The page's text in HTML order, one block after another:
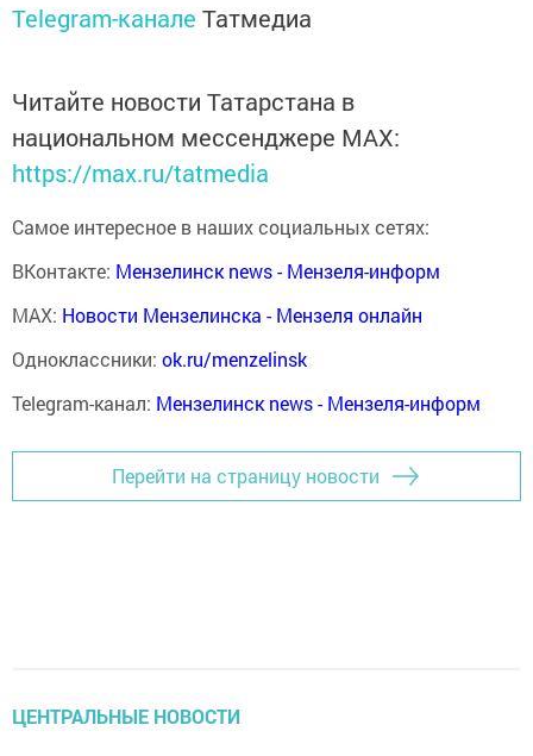
Telegram-канале Татмедиа
Читайте новости Татарстана в
национальном мессенджере MАХ:
https://max.ru/tatmedia
Самое интересное в наших социальных сетях:
ВКонтакте: Мензелинск news - Мензеля-информ
MAX: Новости Мензелинска - Мензеля онлайн
Одноклассники: ok.ru/menzelinsk
Telegram-канал: Мензелинск news - Мензеля-информ
Перейти на страницу новости
ЦЕНТРАЛЬНЫЕ НОВОСТИ